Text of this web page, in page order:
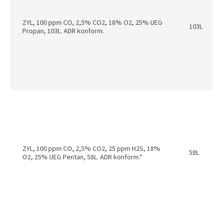
ZYL, 100 ppm CO, 2,5% CO2, 18% O2, 25% UEG
Propan, 103L. ADR konform.
103L
ZYL, 100 ppm CO, 2,5% CO2, 25 ppm H2S, 18%
O2, 25% UEG Pentan, 58L. ADR konform.*
58L